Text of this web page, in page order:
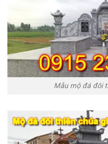
Mẫu mộ đá đôi